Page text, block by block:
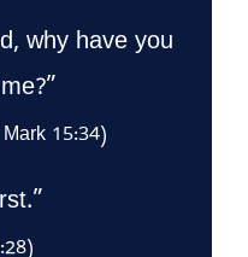
why have you
15:34)